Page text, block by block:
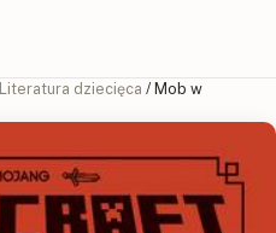
Literatura dziecięca / Mob w